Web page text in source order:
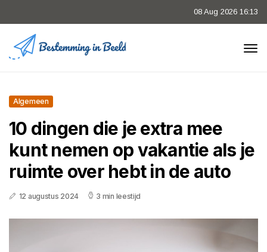
08 Aug 2026 16:13
Algemeen
10 dingen die je extra mee
kunt nemen op vakantie als je
ruimte over hebt in de auto
12 augustus 2024 3 min leestijd